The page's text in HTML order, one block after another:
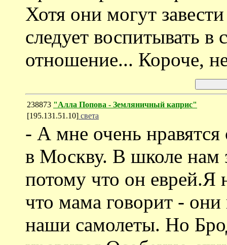
Хотя они могут
следует воспитывать в
отношение... Короче,
238873 "Алла Попова - Земляничный каприс"
[195.131.51.10] света
- А мне очень
в Москву. В школе нам
потому что он еврей.Я
что мама говорит -
наши самолеты. Но